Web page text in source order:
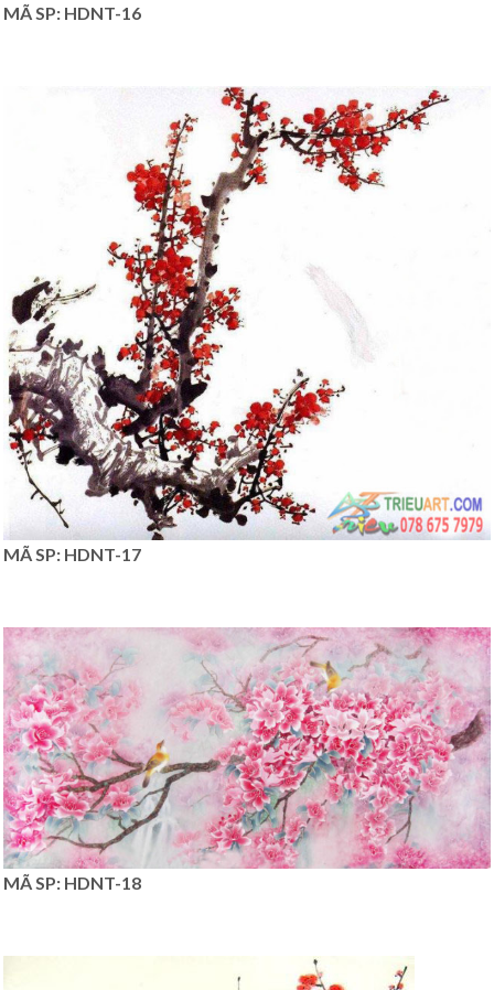
MÃ SP: HDNT-16
MÃ SP: HDNT-17
MÃ SP: HDNT-18